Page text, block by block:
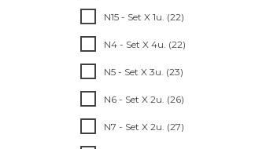
N15 - Set X 1u. (22)
N4 - Set X 4u. (22)
N5 - Set X 3u. (23)
N6 - Set X 2u. (26)
N7 - Set X 2u. (27)